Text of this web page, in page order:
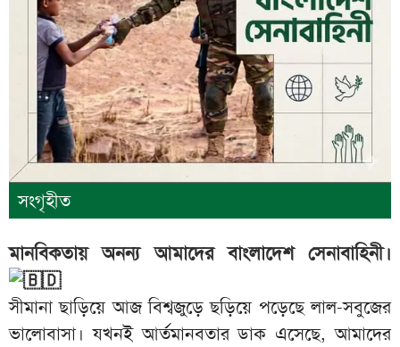
সংগৃহীত
মানবিকতায় অনন্য আমাদের বাংলাদেশ সেনাবাহিনী।
সীমানা ছাড়িয়ে আজ বিশ্বজুড়ে ছড়িয়ে পড়েছে লাল-সবুজের
ভালোবাসা। যখনই আর্তমানবতার ডাক এসেছে, আমাদের